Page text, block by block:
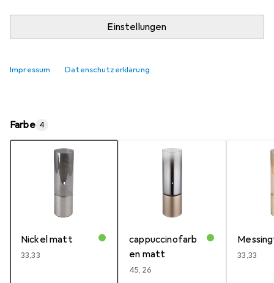
Einstellungen
Impressum Datenschutzerklärung
In den Warenkorb
Farbe 4
Nickel matt
EUR
33,33
cappuccinofarb
en matt
EUR
45,26
EUR
33,33